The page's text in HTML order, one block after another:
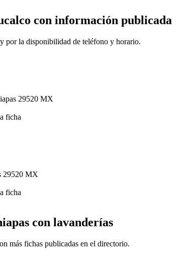
con información publicada
por la disponibilidad de teléfono y horario.
29520 MX
ficha
29520 MX
ficha
con lavanderías
más fichas publicadas en el directorio.